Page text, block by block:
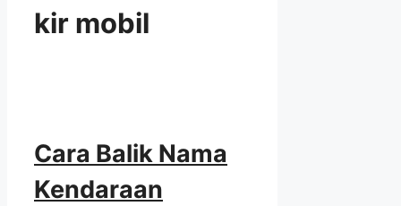
kir mobil
Cara Balik Nama
Kendaraan